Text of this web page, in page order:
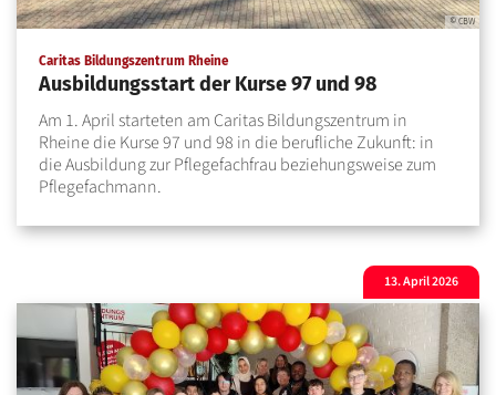
© CBW
Caritas Bildungszentrum Rheine:
Ausbildungsstart der Kurse 97 und 98
Am 1. April starteten am Caritas Bildungszentrum in
Rheine die Kurse 97 und 98 in die berufliche Zukunft: in
die Ausbildung zur Pflegefachfrau beziehungsweise zum
Pflegefachmann.
13. April 2026